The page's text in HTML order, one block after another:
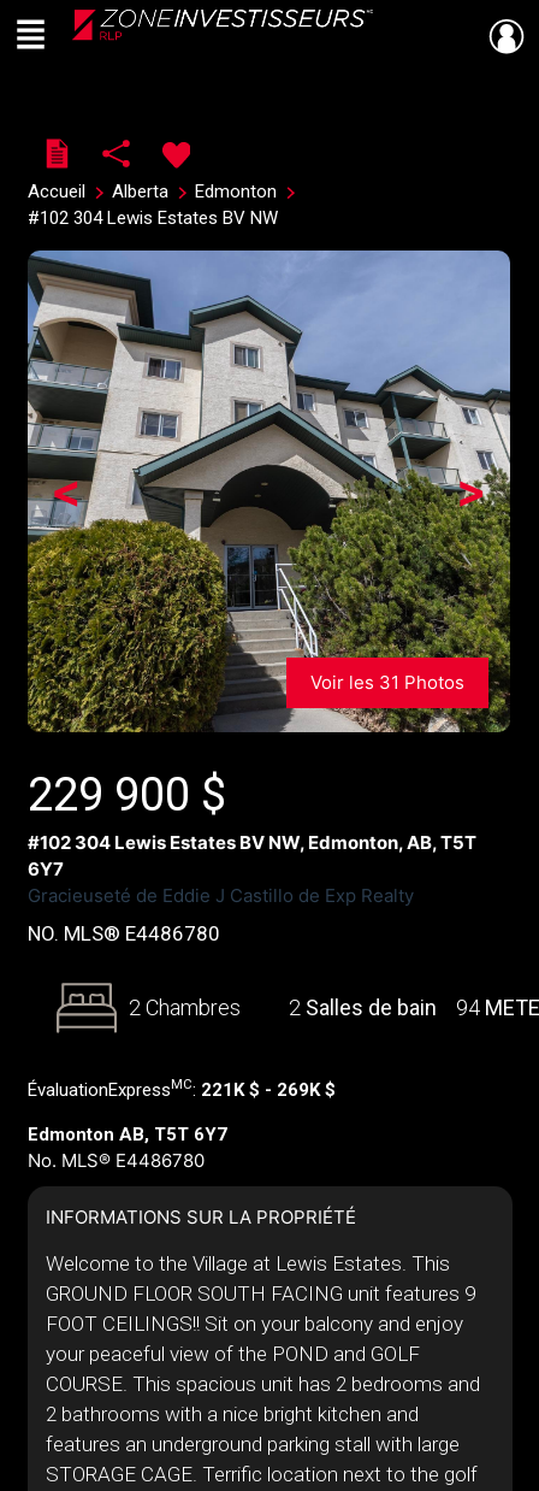
Live
En Direct
Menu
Accueil Alberta
Edmonton
#102 304 Lewis Estates BV NW
>
<
Voir les 31 Photos
229 900 $
#102 304 Lewis Estates BV NW, Edmonton, AB, T5T
6Y7
Gracieuseté de Eddie J Castillo de Exp Realty
NO. MLS® E4486780
2 Chambres 2 Salles de bain 94
ÉvaluationExpress MC: 221K $ - 269K $
Edmonton AB, T5T 6Y7
No. MLS® E4486780
INFORMATIONS SUR LA PROPRIÉTÉ
Welcome to the Village at Lewis Estates. This
GROUND FLOOR SOUTH FACING unit features 9
FOOT CEILINGS!! Sit on your balcony and enjoy
your peaceful view of the POND and GOLF
COURSE. This spacious unit has 2 bedrooms and
2 bathrooms with a nice bright kitchen and
features an underground parking stall with large
STORAGE CAGE. Terrific location next to the golf